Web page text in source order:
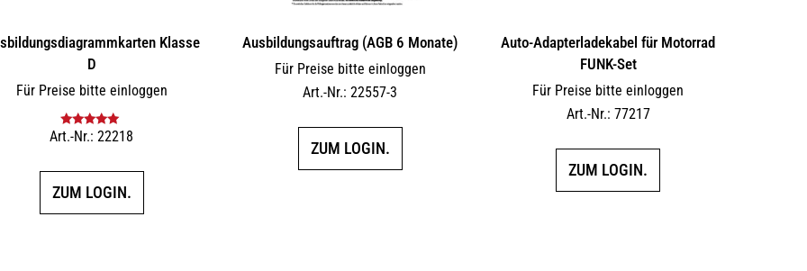
Klasse
D
Für Preise bitte einloggen
Bewertet mit
Art.-Nr.: 22218
ZUM LOGIN.
Ausbildungsauftrag (AGB 6 Monate)
Für Preise bitte einloggen
Art.-Nr.: 22557-3
ZUM LOGIN.
Auto-Adapterladekabel für Motorrad
FUNK-Set
Für Preise bitte einloggen
Art.-Nr.: 77217
ZUM LOGIN.